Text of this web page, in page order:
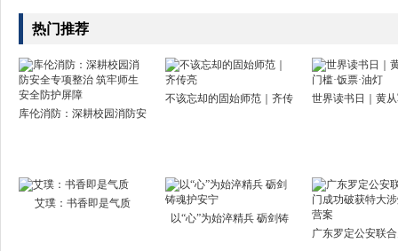
热门推荐
库伦消防：深耕校园消防安
不该忘却的固始师范｜齐传 世界读书日｜黄
艾璞：书香即是气质
以“心”为始淬精兵 砺剑铸
广东罗定公安联